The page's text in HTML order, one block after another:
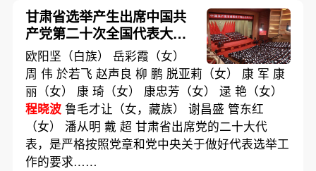
甘肃省选举产生出席中国共
产党第二十次全国代表大会
代表
欧阳坚（白族） 岳彩霞（女）
周 伟 於若飞 赵声良 柳 鹏 脱亚莉（女） 康 军 康
丽（女） 康 琦（女） 康忠芳（女） 逯 艳（女）
程晓波鲁毛才让（女，藏族） 谢昌盛 管东红
（女） 潘从明 戴 超 甘肃省出席党的二十大代
表，是严格按照党章和党中央关于做好代表选举工
作的要求……